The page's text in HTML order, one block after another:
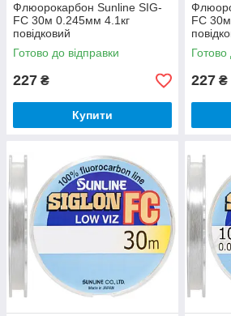
Флюорокарбон Sunline SIG-
FC 30м 0.245мм 4.1кг
повідковий
Готово до відправки
227 ₴
Купити
FC
Готово
227 ₴